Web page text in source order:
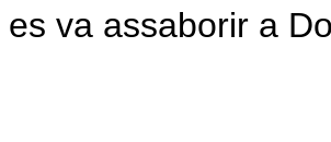
es va assaborir a